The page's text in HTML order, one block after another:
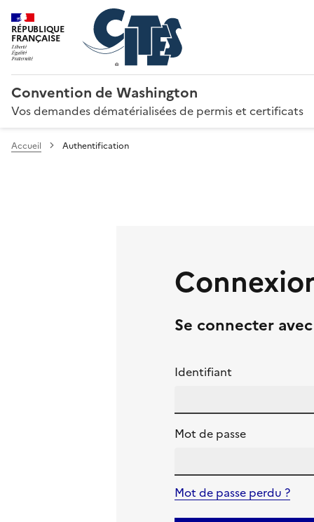
RÉPUBLIQUE
FRANÇAISE
Convention de Washington
Vos demandes dématérialisées de permis et certificats
Accueil Authentification
Se connecter
Identifiant
Mot de passe
Mot de passe perdu ?